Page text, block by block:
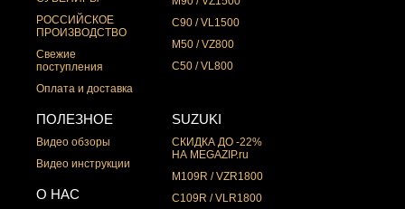
РОССИЙСКОЕ
ПРОИЗВОДСТВО
Свежие
поступления
Оплата и доставка
ПОЛЕЗНОЕ
Видео обзоры
Видео инструкции
О НАС
C90 / VL1500
M50 / VZ800
C50 / VL800
SUZUKI
СКИДКА ДО -22%
НА MEGAZIP.ru
M109R / VZR1800
C109R / VLR1800